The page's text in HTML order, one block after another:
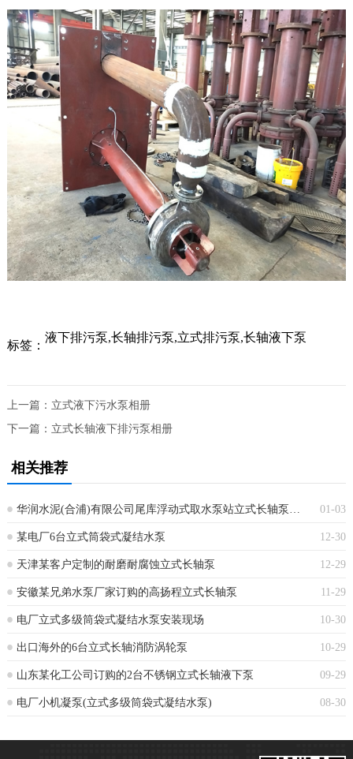
标签：
液下排污泵,长轴排污泵,立式排污泵,长轴液下泵
上一篇： 立式液下污水泵相册
下一篇： 立式长轴液下排污泵相册
相关推荐
01-03
华润水泥(合浦)有限公司尾库浮动式取水泵站立式长轴泵安装现场
12-30
某电厂6台立式筒袋式凝结水泵
12-29
天津某客户定制的耐磨耐腐蚀立式长轴泵
11-29
安徽某兄弟水泵厂家订购的高扬程立式长轴泵
10-30
电厂立式多级筒袋式凝结水泵安装现场
10-29
出口海外的6台立式长轴消防涡轮泵
09-29
山东某化工公司订购的2台不锈钢立式长轴液下泵
08-30
电厂小机凝泵(立式多级筒袋式凝结水泵)